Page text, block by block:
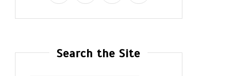
Search the Site